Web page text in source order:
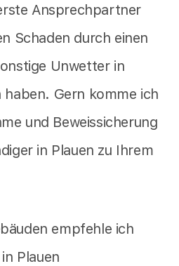
Ansprechpartner
Schaden durch einen
Unwetter in
haben. Gern komme ich
und Beweissicherung
in Plauen zu Ihrem
empfehle ich
Plauen